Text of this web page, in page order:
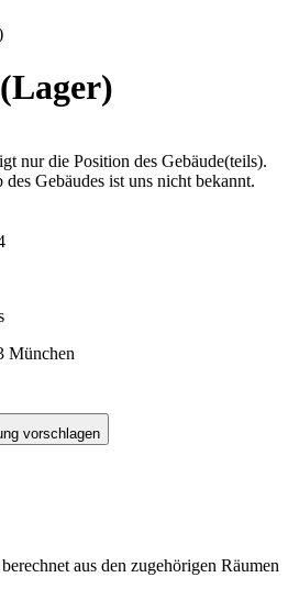
nur die Position des Gebäude(teils).
Gebäudes ist uns nicht bekannt.
München
vorschlagen
aus den zugehörigen Räumen